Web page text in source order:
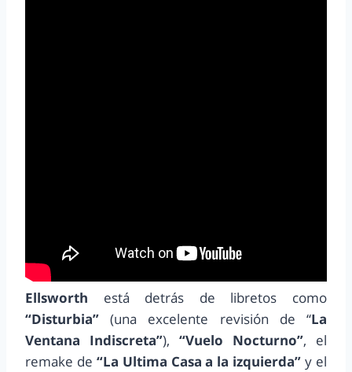
Ellsworth está detrás de libretos como
“Disturbia” (una excelente revisión de “La
Ventana Indiscreta”), “Vuelo Nocturno”, el
remake de “La Ultima Casa a la izquierda” y el